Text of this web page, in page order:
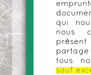
qui
nous
tous
sauf